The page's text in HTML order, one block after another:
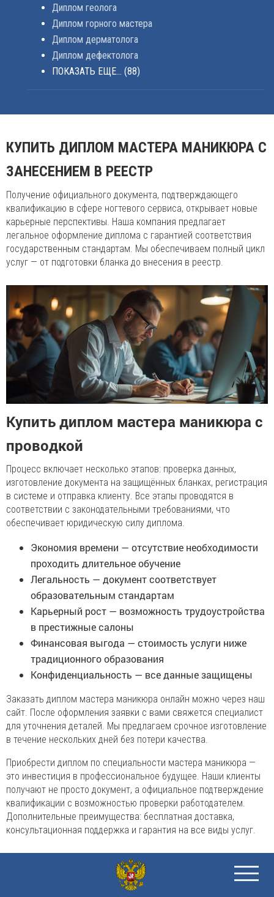
Диплом геолога
Диплом горного мастера
Диплом дерматолога
Диплом дефектолога
ПОКАЗАТЬ ЕЩЕ... (88)
КУПИТЬ ДИПЛОМ МАСТЕРА МАНИКЮРА С
ЗАНЕСЕНИЕМ В РЕЕСТР
Получение официального документа, подтверждающего
квалификацию в сфере ногтевого сервиса, открывает новые
карьерные перспективы. Наша компания предлагает
легальное оформление диплома с гарантией соответствия
государственным стандартам. Мы обеспечиваем полный цикл
услуг — от подготовки бланка до внесения в реестр.
Купить диплом мастера маникюра с
проводкой
Процесс включает несколько этапов: проверка данных,
изготовление документа на защищённых бланках, регистрация
в системе и отправка клиенту. Все этапы проводятся в
соответствии с законодательными требованиями, что
обеспечивает юридическую силу диплома.
Экономия времени — отсутствие необходимости
проходить длительное обучение
Легальность — документ соответствует
образовательным стандартам
Карьерный рост — возможность трудоустройства
в престижные салоны
Финансовая выгода — стоимость услуги ниже
традиционного образования
Конфиденциальность — все данные защищены
Заказать диплом мастера маникюра онлайн можно через наш
сайт. После оформления заявки с вами свяжется специалист
для уточнения деталей. Мы предлагаем срочное изготовление
в течение нескольких дней без потери качества.
Приобрести диплом по специальности мастера маникюра —
это инвестиция в профессиональное будущее. Наши клиенты
получают не просто документ, а официальное подтверждение
квалификации с возможностью проверки работодателем.
Дополнительные преимущества: бесплатная доставка,
консультационная поддержка и гарантия на все виды услуг.